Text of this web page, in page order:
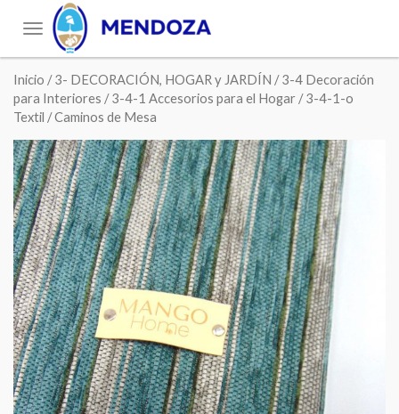
Toggle
navigation
Inicio /3- DECORACIÓN, HOGAR y JARDÍN /3-4 Decoración
para Interiores /3-4-1 Accesorios para el Hogar /3-4-1-o
Textil / Caminos de Mesa